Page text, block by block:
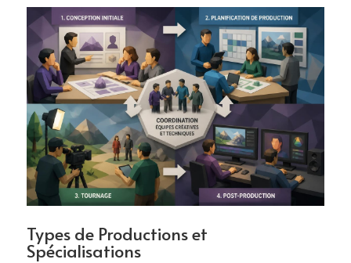
Types de Productions et
Spécialisations